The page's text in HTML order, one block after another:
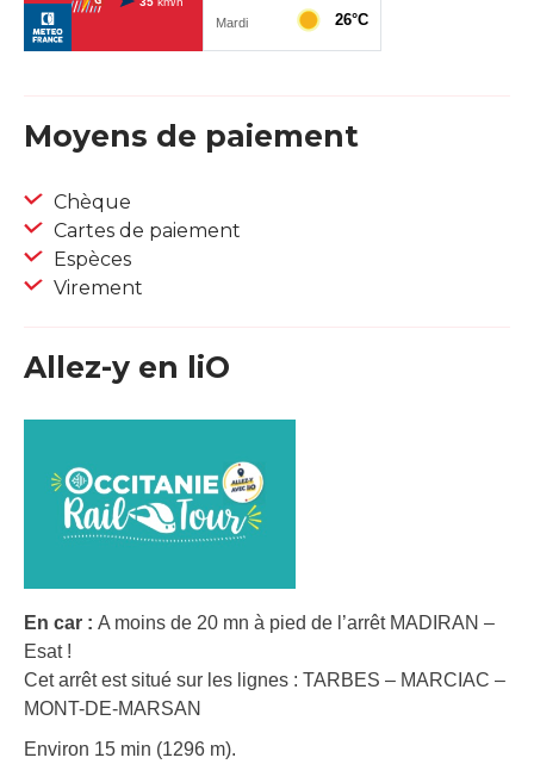
Moyens de paiement
Chèque
Cartes de paiement
Espèces
Virement
Allez-y en liO
En car : A moins de 20 mn à pied de l’arrêt MADIRAN –
Esat !
Cet arrêt est situé sur les lignes : TARBES – MARCIAC –
MONT-DE-MARSAN
Environ 15 min (1296 m).